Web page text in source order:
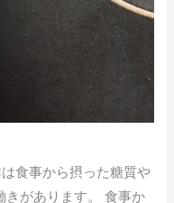
食事から摂った糖質や
きがあります。 食事か